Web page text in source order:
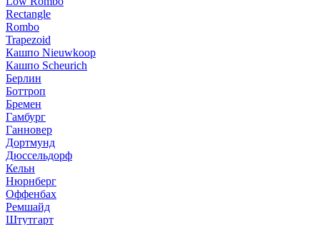
Rectangle
Rombo
Trapezoid
Кашпо Nieuwkoop
Кашпо Scheurich
Берлин
Боттроп
Бремен
Гамбург
Ганновер
Дортмунд
Дюссельдорф
Кельн
Нюрнберг
Оффенбах
Ремшайд
Штутгарт